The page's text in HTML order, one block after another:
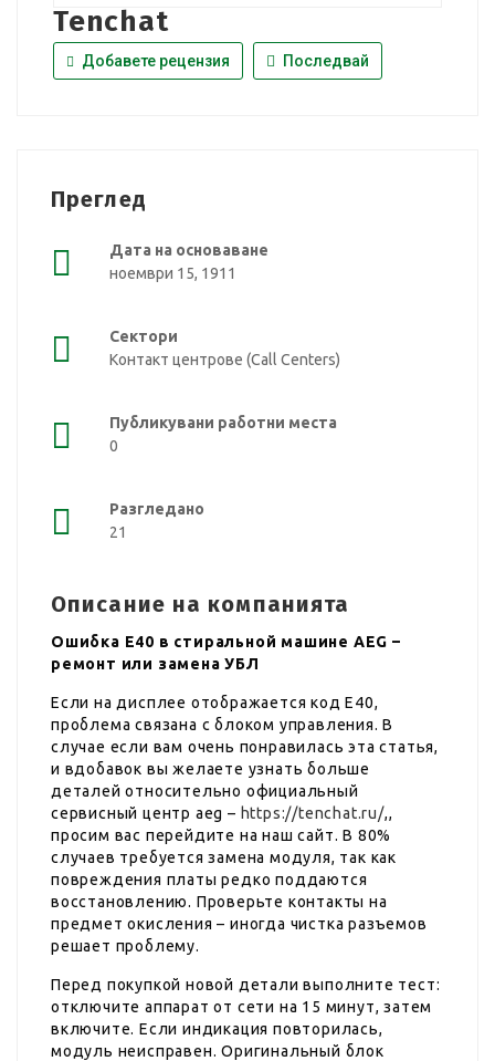
Tenchat
Добавете рецензия Последвай
Преглед
Дата на основаване
ноември 15, 1911
Сектори
Контакт центрове (Call Centers)
Публикувани работни места
0
Разгледано
21
Описание на компанията
Ошибка E40 в стиральной машине AEG –
ремонт или замена УБЛ
Если на дисплее отображается код E40,
проблема связана с блоком управления. В
случае если вам очень понравилась эта статья,
и вдобавок вы желаете узнать больше
деталей относительно официальный
сервисный центр aeg – https://tenchat.ru/,,
просим вас перейдите на наш сайт. В 80%
случаев требуется замена модуля, так как
повреждения платы редко поддаются
восстановлению. Проверьте контакты на
предмет окисления – иногда чистка разъемов
решает проблему.
Перед покупкой новой детали выполните тест:
отключите аппарат от сети на 15 минут, затем
включите. Если индикация повторилась,
модуль неисправен. Оригинальный блок